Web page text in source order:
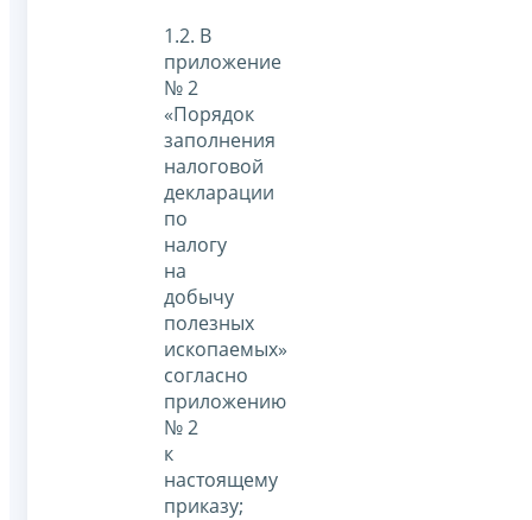
1.2. В
приложение
№ 2
«Порядок
заполнения
налоговой
декларации
по
налогу
на
добычу
полезных
ископаемых»
согласно
приложению
№ 2
к
настоящему
приказу;